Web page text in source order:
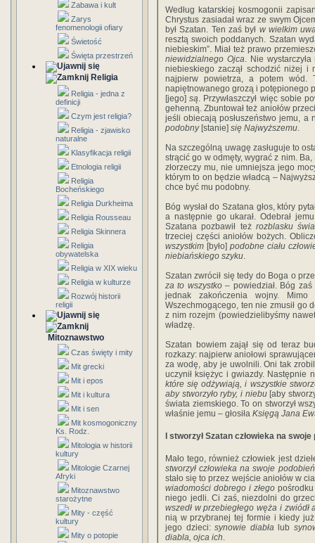
Zabawa i kult
Zarys
fenomenologii ofiary
Świetość
Święta przestrzeń
Religia
Religia - jedna z
definicji
Czym jest religia?
Religia - zjawisko
naturalne
Klasyfikacja religii
Etnologia religii
Religia
Bocheńskiego
Religia Durkheima
Religia Rousseau
Religia Skinnera
Religia
obywatelska
Religia w XIX wieku
Religia w kulturze
Rozwój historii
religii
Mitoznawstwo
Czas święty i mity
Mit grecki
Mit i epos
Mit i kultura
Mit i sen
Mit kosmogoniczny
Ks. Rodz.
Mitologia w historii
kultury
Mitologie Czarnej
Afryki
Mitoznawstwo
starożytne
Mity - część
kultury
Mity o potopie
Według katarskiej kosmogonii
Chrystus zasiadał wraz ze swym
był Szatan. Ten zaś był w wielkim
resztą swoich poddanych. Szatan
niebieskim”. Miał też prawo
niewidzialnego Ojca. Nie
niebieskiego zaczął schodzić niżej i
najpierw powietrza, a potem wód.
napiętnowanego grozą i potępionego
[jego]są. Przywłaszczył więc sobie
gehenną. Zbuntował też aniołów
jeśli obiecają posłuszeństwo jemu, a
podobny[stanie] się Najwyższemu.
Na szczególną uwagę zasługuje to
strącić go w odmęty, wygrać z nim.
złorzeczy mu, nie umniejsza jego
którym to on będzie władcą –
chce być mu podobny.
Bóg wysłał do Szatana głos, który
a następnie go ukarał. Odebrał
Szatana pozbawił też rozblasku
trzeciej części aniołów bożych.
wszystkim [było] podobne ciału
niebiańskiego szyku.
Szatan zwrócił się tedy do Boga o
za to wszystko– powiedział. Bóg zaś
jednak zakończenia wojny.
Wszechmogącego, ten nie zmusił go
z nim rozejm (powiedzielibyśmy
władzę.
Szatan bowiem zajął się od teraz
rozkazy: najpierw aniołowi
za wodę, aby je uwolnili. Oni tak
uczynił księżyc i gwiazdy. Następnie
które się odżywiają, i wszystkie
aby stworzyło ryby, i niebu[aby
świata ziemskiego. To on stworzył
właśnie jemu – głosiła Księgą Jana
I stworzył Szatan człowieka na
Mało tego, również człowiek jest
stworzył człowieka na swoje
stało się to przez wejście aniołów w
wiadomości dobrego i złego
niego jedli. Ci zaś, niezdolni do
wszedł w przebiegłego węża i zwiódł
nią w przybranej tej formie i kiedy
jego dzieci:synowie diabłalub
diabla, ojca ich.